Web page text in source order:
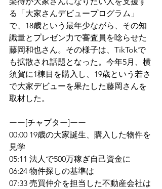
る「大家さんデビュープログラム」
で、18歳という最年少ながら、その知
識量とプレゼン力で審査員を唸らせた
藤岡和也さん。その様子は、TikTokで
も拡散され話題となった。今年5月、横
須賀に1棟目を購入し、19歳という若さ
で大家デビューを果たした藤岡さんを
取材した。
ーー[チャプター]ーー
00:00 19歳の大家誕生、購入した物件を
見学
05:11 法人で500万稼ぎ自己資金に
06:24 物件探しの基準は
07:33 売買仲介を担当した不動産会社は